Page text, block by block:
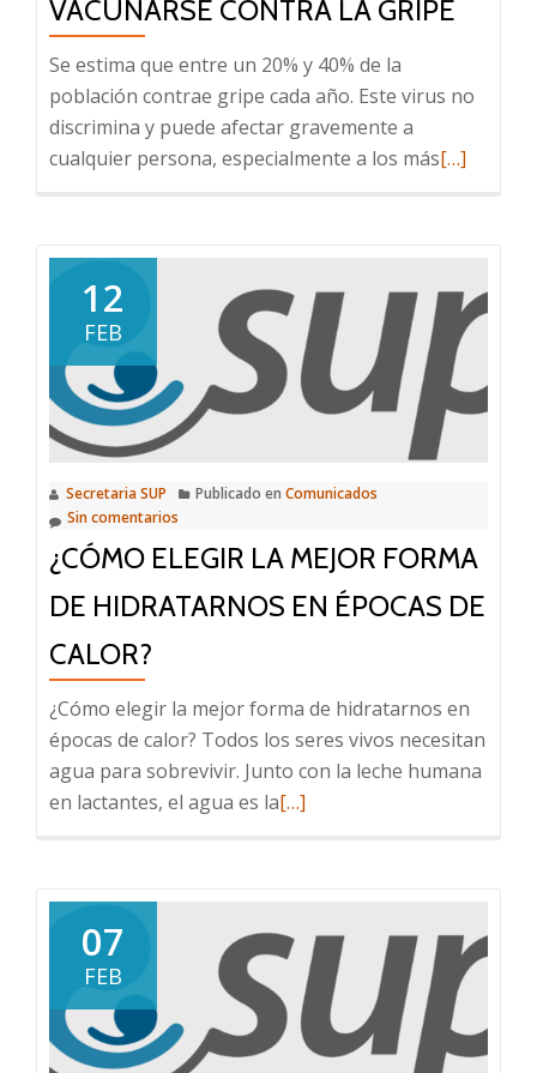
VACUNARSE CONTRA LA GRIPE
Se estima que entre un 20% y 40% de la
población contrae gripe cada año. Este virus no
discrimina y puede afectar gravemente a
cualquier persona, especialmente a los másLeer
brazo
vacunarse
contra
[…]
12
FEB
Secretaria SUP Publicado en Comunicados
Sin comentarios
¿CÓMO ELEGIR LA MEJOR FORMA
DE HIDRATARNOS EN ÉPOCAS DE
CALOR?
¿Cómo elegir la mejor forma de hidratarnos en
épocas de calor? Todos los seres vivos necesitan
agua para sobrevivir. Junto con la leche humana
en lactantes, el agua es laLeer
la
mejor
forma
de
[…]
07
FEB